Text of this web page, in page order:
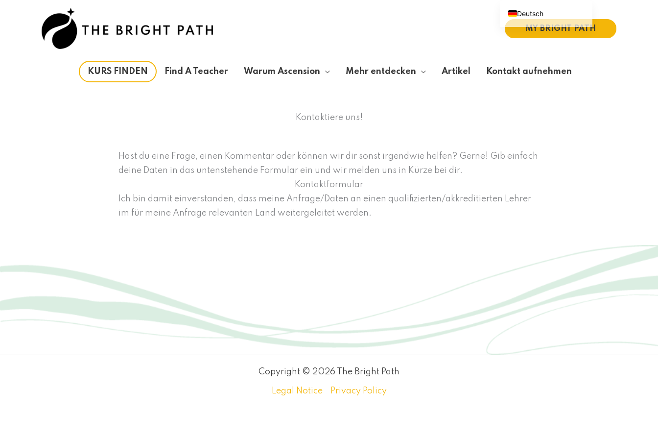
MY BRIGHT PATH
KURS FINDEN Find A Teacher Warum Ascension Mehr entdecken Artikel Kontakt aufnehmen
Kontaktiere uns!
Hast du eine Frage, einen Kommentar oder können wir dir sonst irgendwie helfen? Gerne! Gib einfach
deine Daten in das untenstehende Formular ein und wir melden uns in Kürze bei dir.
Kontaktformular
Ich bin damit einverstanden, dass meine Anfrage/Daten an einen qualifizierten/akkreditierten Lehrer
im für meine Anfrage relevanten Land weitergeleitet werden.
Copyright © 2026 The Bright Path
Legal Notice Privacy Policy
Deutsch
English (UK)